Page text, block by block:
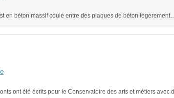
en béton massif coulé entre des plaques de béton
ont été écrits pour le Conservatoire des arts et métiers avec